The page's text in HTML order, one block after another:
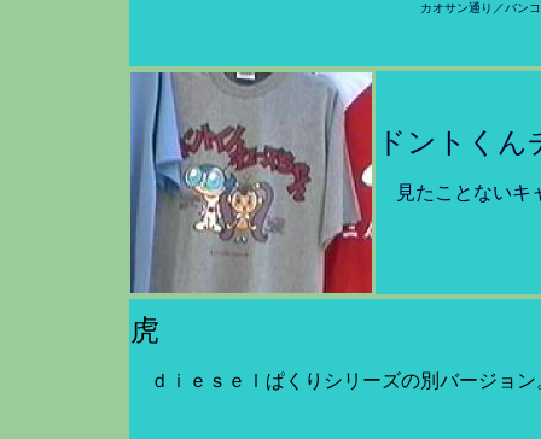
カオサン通り／バン
ドントく
見たことないキ
虎
ｄｉｅｓｅｌぱくりシリーズの別バージョン